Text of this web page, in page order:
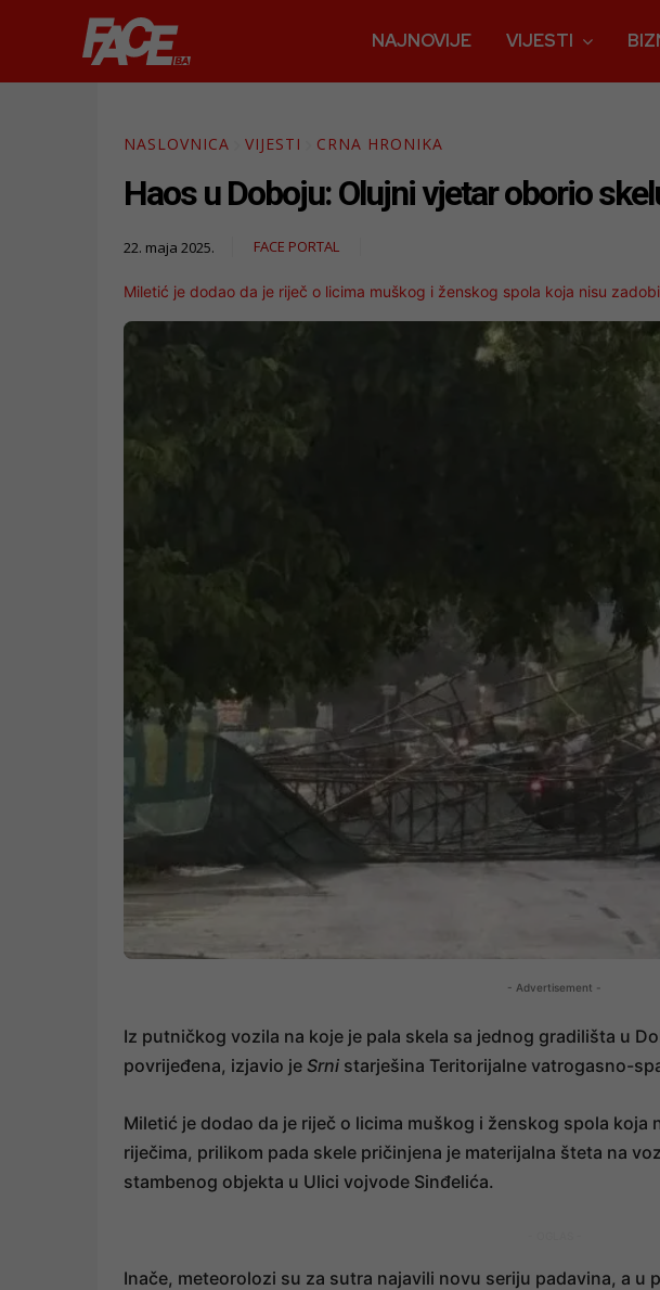
NAJNOVIJE VIJESTI
NASLOVNICA VIJESTI CRNA HRONIKA
Haos u Doboju: Olujni vjetar oborio
22. maja 2025. FACE PORTAL
Miletić je dodao da je riječ o licima muškog i ženskog spola koja nisu
- Advertisement -
Iz putničkog vozila na koje je pala skela sa jednog gradilišta u
povrijeđena, izjavio je Srni starješina Teritorijalne vatrogasno-
Miletić je dodao da je riječ o licima muškog i ženskog spola koja
riječima, prilikom pada skele pričinjena je materijalna šteta na
stambenog objekta u Ulici vojvode Sinđelića.
Inače, meteorolozi su za sutra najavili novu seriju padavina, a u